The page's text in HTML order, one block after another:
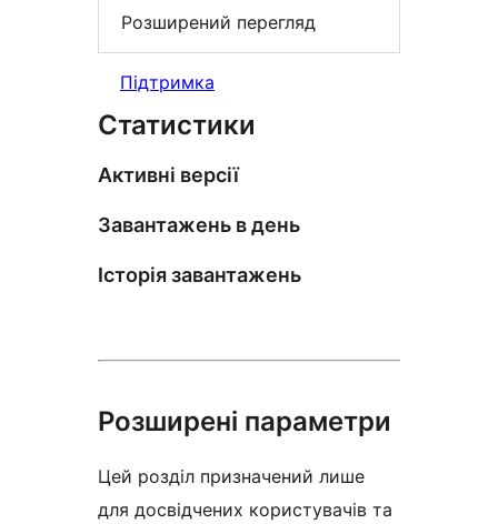
Розширений перегляд
Підтримка
Статистики
Активні версії
Завантажень в день
Історія завантажень
Розширені параметри
Цей розділ призначений лише
для досвідчених користувачів та